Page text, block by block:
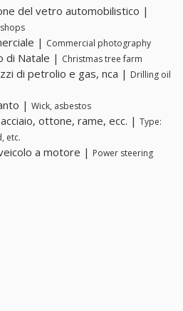
del vetro automobilistico |
| Commercial photography
di Natale | Christmas tree farm
di petrolio e gas, nca | Drilling oil
| Wick, asbestos
ottone, rame, ecc. | Type:
etc.
a motore | Power steering